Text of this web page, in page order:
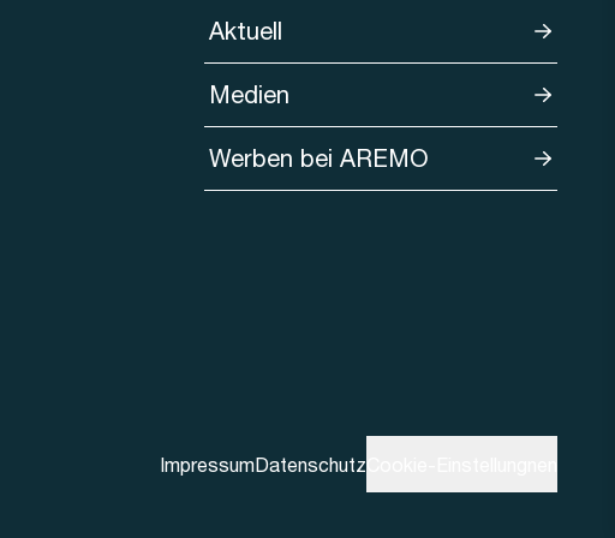
Aktuell
Medien
Werben bei AREMO
ImpressumDatenschutz